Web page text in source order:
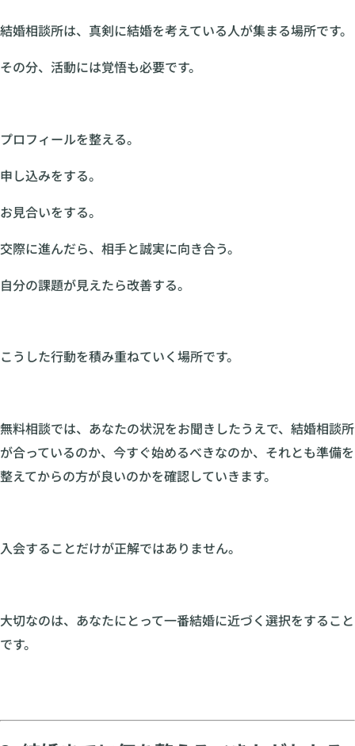
結婚相談所は、真剣に結婚を考えている人が集まる場所です。
その分、活動には覚悟も必要です。
プロフィールを整える。
申し込みをする。
お見合いをする。
交際に進んだら、相手と誠実に向き合う。
自分の課題が見えたら改善する。
こうした行動を積み重ねていく場所です。
無料相談では、あなたの状況をお聞きしたうえで、結婚相談所
が合っているのか、今すぐ始めるべきなのか、それとも準備を
整えてからの方が良いのかを確認していきます。
入会することだけが正解ではありません。
大切なのは、あなたにとって一番結婚に近づく選択をすること
です。